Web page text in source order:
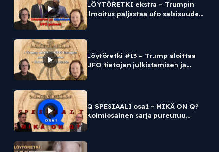
LÖYTÖRETKI ekstra – Trumpin
ilmoitus paljastaa ufo salaisuudet,
Löytöretki #13 – Trump aloittaa
UFO tietojen julkistamisen ja
Q SPESIAALI osa1 – MIKÄ ON Q?
Kolmiosainen sarja pureutuu
salaliittoteoria Q:n taustoihin.